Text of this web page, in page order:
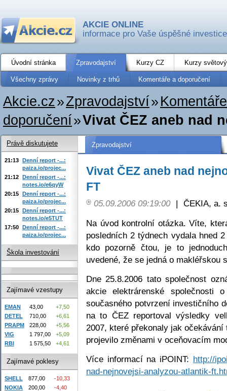
AKCIE ONLINE
informace pro Vaše úspěšné investice
Úvodní stránka Zpravodajství Kurzy CZ Kurzy
Všechny zprávy Novinky z trhů Komentáře a doporučení
Akcie.cz»Zpravodajství»
doporučení»Vivat ČEZ aneb nad
Zpravodajství
Vivat ČEZ aneb nad
FT
05.09.2006 09:19:00 | ČEKIA, a.
Na úvod kontrolní otázka. Víte,
posledních 2 týdnech vydala hned
kdo pozorně čtou, je to
uvedené, že se jedná o makléřskou
Dne 25.8.2006 tato společnost
akcie elektrárenské
současného potvrzení investičního
na to ČEZ reportoval výsledky
2007, které překonaly jak
projevilo změnami v oceňovacím
Více informací na iPOINT: http://
nad-nejnovejsi-analyzou-atlantik-
Právě diskutujete
21:13 Denní report -...:
paiza.io/projec...
21:12 Denní report -...:
notes.io/e6qyW
20:15 Denní report -...:
paiza.io/projec...
20:15 Denní report -...:
notes.io/e5TUT
17:50 Denní report -...:
paiza.io/projec...
Škola investování
Zajímavé vzestupy
EMAN 43,00
+7,50
DETEL
710,00
+6,61
PRAPM
228,00
+5,56
VIG
1 797,00
+5,09
RBI
1 575,50 +4,61
Zajímavé poklesy
SHELL 877,00
-10,33
NOKIA
200,00
-4,40